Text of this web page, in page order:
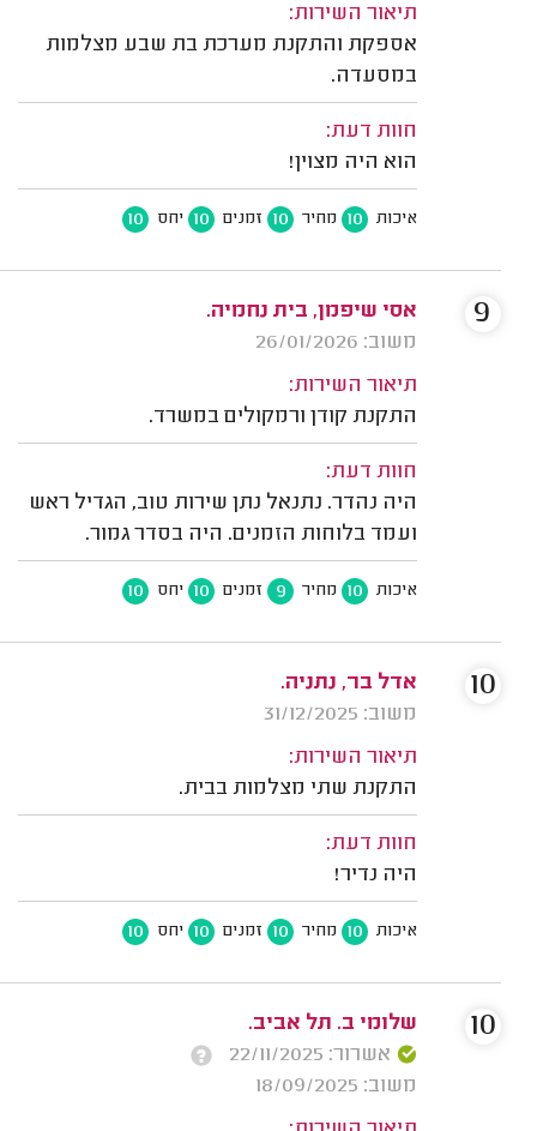
תיאור השירות:
אספקת והתקנת מערכת בת שבע מצלמות
במסעדה.
חוות דעת:
הוא היה מצוין!
איכות 10 מחיר 10 זמנים 10 יחס 10
אסי שיפמן, בית נחמיה.
משוב: 26/01/2026
תיאור השירות:
התקנת קודן ורמקולים במשרד.
חוות דעת:
היה נהדר. נתנאל נתן שירות טוב, הגדיל ראש
ועמד בלוחות הזמנים. היה בסדר גמור.
איכות 10 מחיר 9 זמנים 10 יחס 10
9
אדל בר, נתניה.
משוב: 31/12/2025
תיאור השירות:
התקנת שתי מצלמות בבית.
חוות דעת:
היה נדיר!
איכות 10 מחיר 10 זמנים 10 יחס 10
10
שלומי ב. תל אביב.
אשרור: 22/11/2025
משוב: 18/09/2025
10